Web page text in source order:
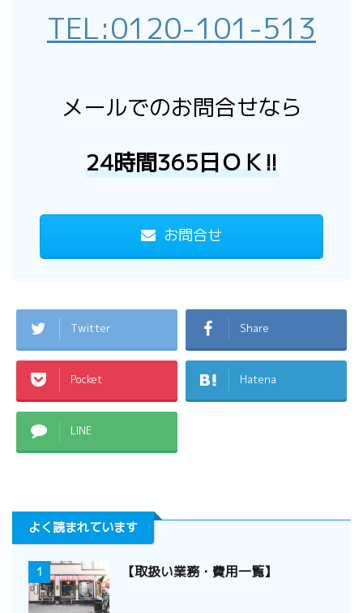
TEL:0120-101-513
メールでのお問合せなら
24時間365日ＯＫ!!
お問合せ
Twitter Share
Pocket Hatena
LINE
よく読まれています
1 【取扱い業務・費用一覧】